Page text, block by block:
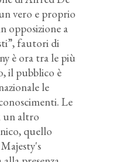
vero e proprio
opposizione a
fautori di
è ora tra le più
il pubblico è
le
Le
un altro
quello